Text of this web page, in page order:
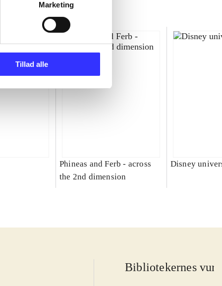
Marketing
Tillad alle
Phineas and Ferb - across
the 2nd dimension
Disney
Bibliotekernes